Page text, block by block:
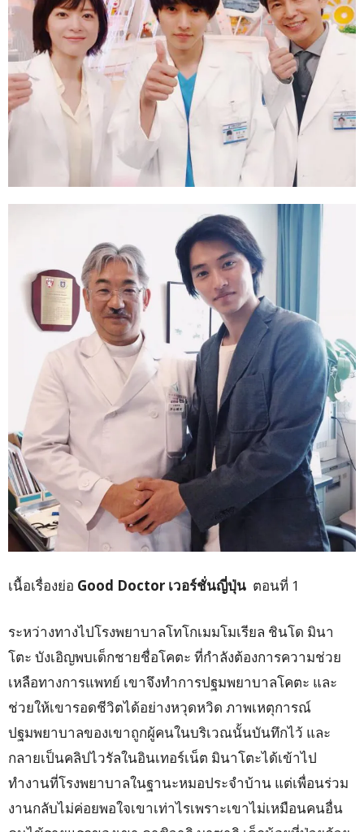
เนื้อเรื่องย่อ Good Doctor เวอร์ชั่นญี่ปุ่น ตอนที่ 1
ระหว่างทางไปโรงพยาบาลโทโกเมมโมเรียล ชินโด มินา
โตะ บังเอิญพบเด็กชายชื่อโคตะ ที่กำลังต้องการความช่วย
เหลือทางการแพทย์ เขาจึงทำการปฐมพยาบาลโคตะ และ
ช่วยให้เขารอดชีวิตได้อย่างหวุดหวิด ภาพเหตุการณ์
ปฐมพยาบาลของเขาถูกผู้คนในบริเวณนั้นบันทึกไว้ และ
กลายเป็นคลิปไวรัลในอินเทอร์เน็ต มินาโตะได้เข้าไป
ทำงานที่โรงพยาบาลในฐานะหมอประจำบ้าน แต่เพื่อนร่วม
งานกลับไม่ค่อยพอใจเขาเท่าไรเพราะเขาไม่เหมือนคนอื่น